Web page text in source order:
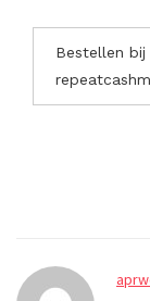
Bestellen bij